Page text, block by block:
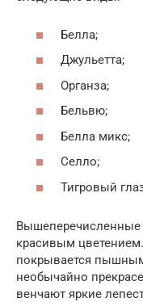
Белла;
Джульетта;
Органза;
Бельвю;
Белла микс;
Селло;
Тигровый
Вышеперечисленные
красивым
покрывается
необычайно
венчают яркие